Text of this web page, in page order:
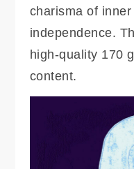
charisma of
independence.
high-quality 170
content.